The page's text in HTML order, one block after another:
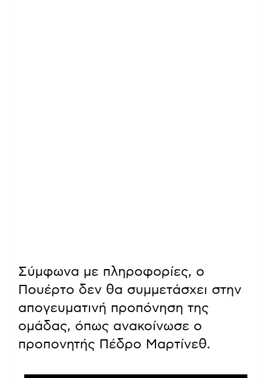
Σύμφωνα με πληροφορίες, ο
Πουέρτο δεν θα συμμετάσχει στην
απογευματινή προπόνηση της
ομάδας, όπως ανακοίνωσε ο
προπονητής Πέδρο Μαρτίνεθ.